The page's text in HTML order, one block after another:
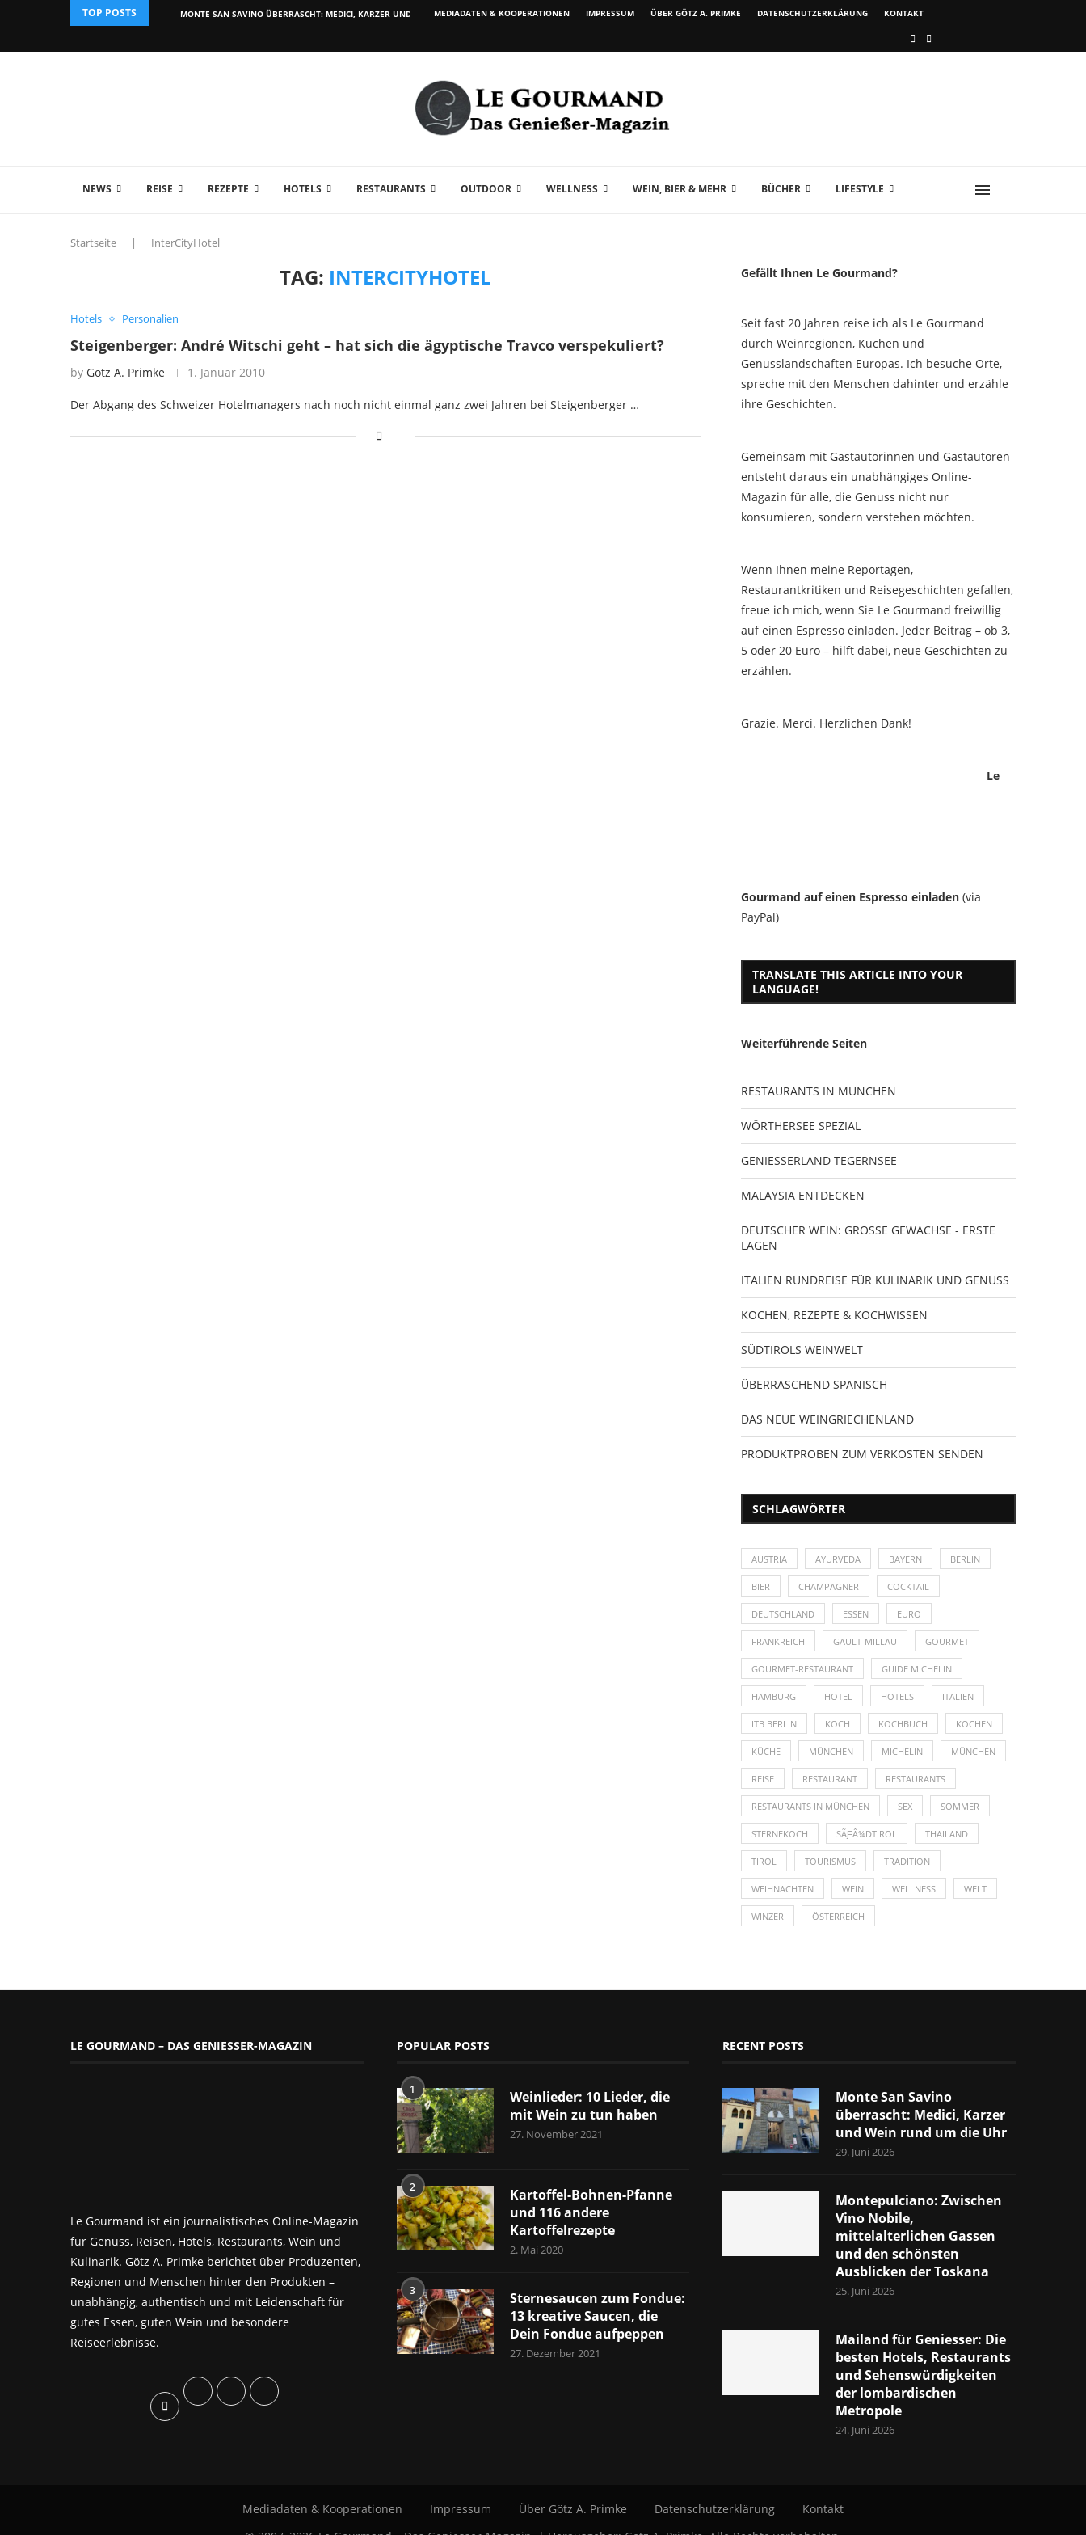
TOP POSTS MONTE SAN SAVINO ÜBERRASCHT: MEDICI, KARZER UND WEIN...MEDIADATEN & KOOPERATIONEN IMPRESSUM ÜBER GÖTZ A. PRIMKE DATENSCHUTZERKLÄRUNG KONTAKT
NEWS REISE REZEPTE HOTELS RESTAURANTS OUTDOOR WELLNESS WEIN, BIER & MEHR BÜCHER LIFESTYLE
Startseite | InterCityHotel
TAG: INTERCITYHOTEL
Hotels Personalien
Steigenberger: André Witschi geht – hat sich die ägyptische Travco verspekuliert?
by Götz A. Primke 1. Januar 2010
Der Abgang des Schweizer Hotelmanagers nach noch nicht einmal ganz zwei Jahren bei Steigenberger …
Gefällt Ihnen Le Gourmand?
Seit fast 20 Jahren reise ich als Le Gourmand
durch Weinregionen, Küchen und
Genusslandschaften Europas. Ich besuche Orte,
spreche mit den Menschen dahinter und erzähle
ihre Geschichten.
Gemeinsam mit Gastautorinnen und Gastautoren
entsteht daraus ein unabhängiges Online-
Magazin für alle, die Genuss nicht nur
konsumieren, sondern verstehen möchten.
Wenn Ihnen meine Reportagen,
Restaurantkritiken und Reisegeschichten gefallen,
freue ich mich, wenn Sie Le Gourmand freiwillig
auf einen Espresso einladen. Jeder Beitrag – ob 3,
5 oder 20 Euro – hilft dabei, neue Geschichten zu
erzählen.
Grazie. Merci. Herzlichen Dank!
Le
Gourmand auf einen Espresso einladen (via
PayPal)
TRANSLATE THIS ARTICLE INTO YOUR
LANGUAGE!
Weiterführende Seiten
RESTAURANTS IN MÜNCHEN
WÖRTHERSEE SPEZIAL
GENIESSERLAND TEGERNSEE
MALAYSIA ENTDECKEN
DEUTSCHER WEIN: GROSSE GEWÄCHSE - ERSTE
LAGEN
ITALIEN RUNDREISE FÜR KULINARIK UND GENUSS
KOCHEN, REZEPTE & KOCHWISSEN
SÜDTIROLS WEINWELT
ÜBERRASCHEND SPANISCH
DAS NEUE WEINGRIECHENLAND
PRODUKTPROBEN ZUM VERKOSTEN SENDEN
SCHLAGWÖRTER
AUSTRIA AYURVEDA BAYERN BERLIN
BIER CHAMPAGNER COCKTAIL
DEUTSCHLAND ESSEN EURO
FRANKREICH GAULT-MILLAU GOURMET
GOURMET-RESTAURANT GUIDE MICHELIN
HAMBURG HOTEL HOTELS ITALIEN
ITB BERLIN KOCH KOCHBUCH KOCHEN
KÜCHE MÜNCHEN MICHELIN MÜNCHEN
REISE RESTAURANT RESTAURANTS
RESTAURANTS IN MÜNCHEN SEX SOMMER
STERNEKOCH SÃƑÂ¼DTIROL THAILAND
TIROL TOURISMUS TRADITION
WEIHNACHTEN WEIN WELLNESS WELT
WINZER ÖSTERREICH
LE GOURMAND – DAS GENIESSER-MAGAZIN
Le Gourmand ist ein journalistisches Online-Magazin
für Genuss, Reisen, Hotels, Restaurants, Wein und
Kulinarik. Götz A. Primke berichtet über Produzenten,
Regionen und Menschen hinter den Produkten –
unabhängig, authentisch und mit Leidenschaft für
gutes Essen, guten Wein und besondere
Reiseerlebnisse.
POPULAR POSTS
1
Weinlieder: 10 Lieder, die
mit Wein zu tun haben
27. November 2021
2
Kartoffel-Bohnen-Pfanne
und 116 andere
Kartoffelrezepte
2. Mai 2020
3
Sternesaucen zum Fondue:
13 kreative Saucen, die
Dein Fondue aufpeppen
27. Dezember 2021
RECENT POSTS
Monte San Savino
überrascht: Medici, Karzer
und Wein rund um die Uhr
29. Juni 2026
Montepulciano: Zwischen
Vino Nobile,
mittelalterlichen Gassen
und den schönsten
Ausblicken der Toskana
25. Juni 2026
Mailand für Geniesser: Die
besten Hotels, Restaurants
und Sehenswürdigkeiten
der lombardischen
Metropole
24. Juni 2026
Mediadaten & Kooperationen Impressum Über Götz A. Primke Datenschutzerklärung
Kontakt